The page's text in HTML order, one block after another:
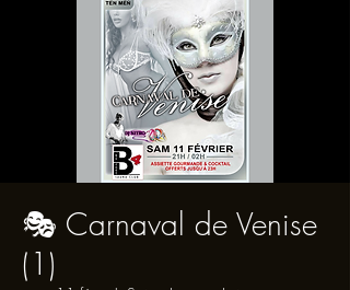
🎭 Carnaval de Venise
(1)